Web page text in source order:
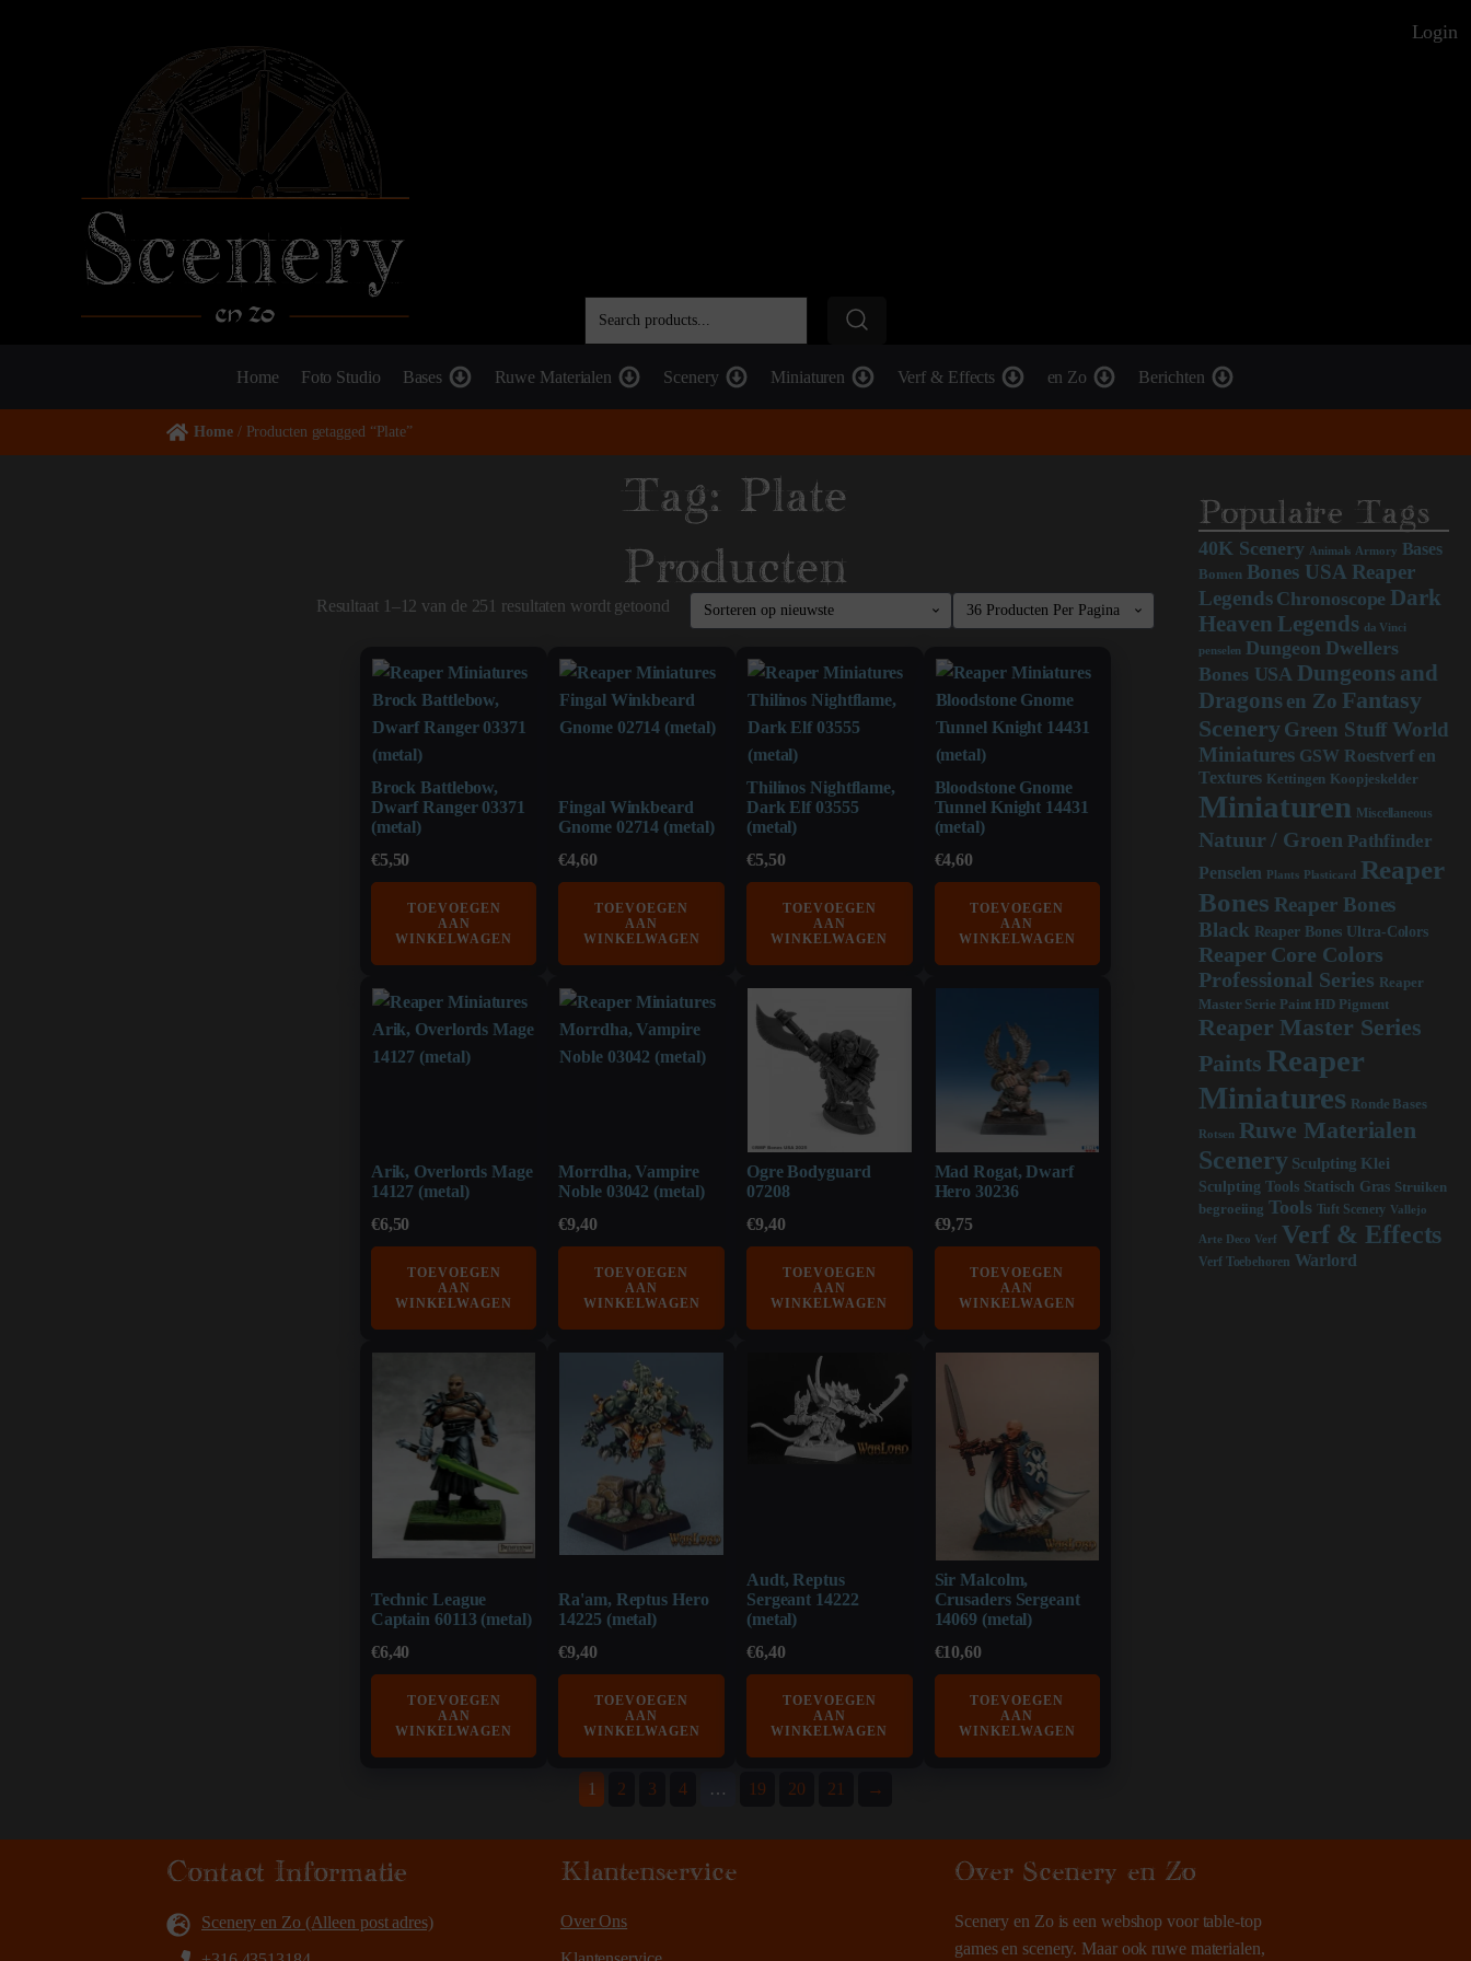
Login
Home Foto Studio Bases Ruwe Materialen Scenery Miniaturen Verf & Effects en Zo Berichten
Home/ Producten getagged “Plate”
Tag:
Plate
Producten
Resultaat 1–12 van de 251 resultaten wordt getoond
Brock Battlebow,
Dwarf Ranger 03371
(metal)
€5,50
TOEVOEGEN
AAN
WINKELWAGEN
Fingal Winkbeard
Gnome 02714 (metal)
€4,60
TOEVOEGEN
AAN
WINKELWAGEN
Thilinos Nightflame,
Dark Elf 03555
(metal)
€5,50
TOEVOEGEN
AAN
WINKELWAGEN
Bloodstone Gnome
Tunnel Knight 14431
(metal)
€4,60
TOEVOEGEN
AAN
WINKELWAGEN
Arik, Overlords Mage
14127 (metal)
€6,50
TOEVOEGEN
AAN
WINKELWAGEN
Morrdha, Vampire
Noble 03042 (metal)
€9,40
TOEVOEGEN
AAN
WINKELWAGEN
Ogre Bodyguard
07208
€9,40
TOEVOEGEN
AAN
WINKELWAGEN
Mad Rogat, Dwarf
Hero 30236
€9,75
TOEVOEGEN
AAN
WINKELWAGEN
Technic League
Captain 60113 (metal)
€6,40
TOEVOEGEN
AAN
WINKELWAGEN
Ra'am, Reptus Hero
14225 (metal)
€9,40
TOEVOEGEN
AAN
WINKELWAGEN
Audt, Reptus
Sergeant 14222
(metal)
€6,40
TOEVOEGEN
AAN
WINKELWAGEN
Sir Malcolm,
Crusaders Sergeant
14069 (metal)
€10,60
TOEVOEGEN
AAN
WINKELWAGEN
1 2 3 4 … 19 20 21 →
Populaire Tags
40K Scenery Animals Armory Bases
Bomen Bones USA Reaper
Legends Chronoscope Dark
Heaven Legends da Vinci
penselen Dungeon Dwellers
Bones USA Dungeons and
Dragons en Zo Fantasy
Scenery Green Stuff World
Miniatures GSW Roestverf en
Textures Kettingen Koopjeskelder
Miniaturen Miscellaneous
Natuur / Groen Pathfinder
Penselen Plants Plasticard
Reaper
Bones Reaper Bones
Black Reaper Bones Ultra-Colors
Reaper Core Colors
Professional Series Reaper
Master Serie Paint HD Pigment
Reaper Master Series
Paints Reaper
Miniatures Ronde Bases
Rotsen Ruwe Materialen
Scenery Sculpting Klei
Sculpting Tools Statisch Gras Struiken
begroeiing Tools Tuft Scenery Vallejo
Arte Deco Verf Verf & Effects
Verf Toebehoren Warlord
Contact Informatie
Scenery en Zo (Alleen post adres)
Klantenservice
Over Ons
Over Scenery en Zo
Scenery en Zo is een webshop voor table-top
games en scenery. Maar ook ruwe materialen,